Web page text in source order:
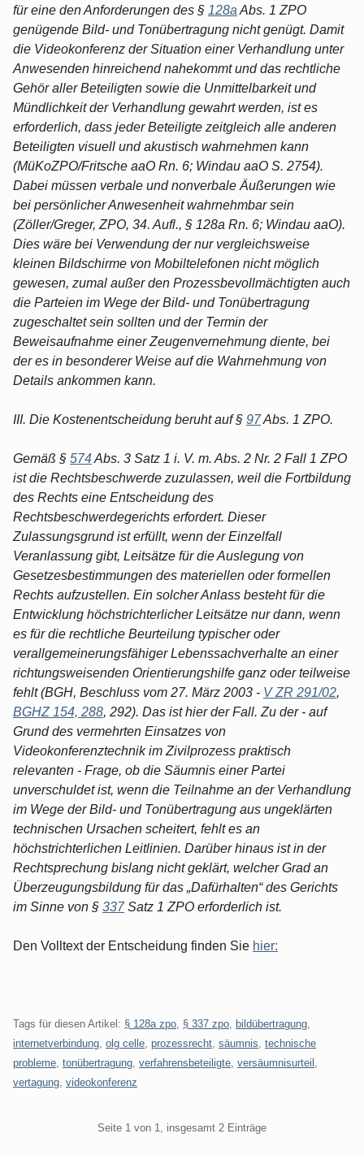
für eine den Anforderungen des § 128a Abs. 1 ZPO
genügende Bild- und Tonübertragung nicht genügt. Damit
die Videokonferenz der Situation einer Verhandlung unter
Anwesenden hinreichend nahekommt und das rechtliche
Gehör aller Beteiligten sowie die Unmittelbarkeit und
Mündlichkeit der Verhandlung gewahrt werden, ist es
erforderlich, dass jeder Beteiligte zeitgleich alle anderen
Beteiligten visuell und akustisch wahrnehmen kann
(MüKoZPO/Fritsche aaO Rn. 6; Windau aaO S. 2754).
Dabei müssen verbale und nonverbale Äußerungen wie
bei persönlicher Anwesenheit wahrnehmbar sein
(Zöller/Greger, ZPO, 34. Aufl., § 128a Rn. 6; Windau aaO).
Dies wäre bei Verwendung der nur vergleichsweise
kleinen Bildschirme von Mobiltelefonen nicht möglich
gewesen, zumal außer den Prozessbevollmächtigten auch
die Parteien im Wege der Bild- und Tonübertragung
zugeschaltet sein sollten und der Termin der
Beweisaufnahme einer Zeugenvernehmung diente, bei
der es in besonderer Weise auf die Wahrnehmung von
Details ankommen kann.
III. Die Kostenentscheidung beruht auf § 97Abs. 1 ZPO.
Gemäß § 574Abs. 3 Satz 1 i. V. m. Abs. 2 Nr. 2 Fall 1 ZPO
ist die Rechtsbeschwerde zuzulassen, weil die Fortbildung
des Rechts eine Entscheidung des
Rechtsbeschwerdegerichts erfordert. Dieser
Zulassungsgrund ist erfüllt, wenn der Einzelfall
Veranlassung gibt, Leitsätze für die Auslegung von
Gesetzesbestimmungen des materiellen oder formellen
Rechts aufzustellen. Ein solcher Anlass besteht für die
Entwicklung höchstrichterlicher Leitsätze nur dann, wenn
es für die rechtliche Beurteilung typischer oder
verallgemeinerungsfähiger Lebenssachverhalte an einer
richtungsweisenden Orientierungshilfe ganz oder teilweise
fehlt (BGH, Beschluss vom 27. März 2003 - V ZR 291/02,
BGHZ 154, 288, 292). Das ist hier der Fall. Zu der - auf
Grund des vermehrten Einsatzes von
Videokonferenztechnik im Zivilprozess praktisch
relevanten - Frage, ob die Säumnis einer Partei
unverschuldet ist, wenn die Teilnahme an der Verhandlung
im Wege der Bild- und Tonübertragung aus ungeklärten
technischen Ursachen scheitert, fehlt es an
höchstrichterlichen Leitlinien. Darüber hinaus ist in der
Rechtsprechung bislang nicht geklärt, welcher Grad an
Überzeugungsbildung für das „Dafürhalten“ des Gerichts
im Sinne von § 337Satz 1 ZPO erforderlich ist.
Den Volltext der Entscheidung finden Sie hier:
Tags für diesen Artikel: § 128a zpo § 337 zpo bildübertragung
internetverbindung olg celle prozessrecht säumnis technische
probleme tonübertragung verfahrensbeteiligte versäumnisurteil
vertagung videokonferenz
Seite 1 von 1, insgesamt 2 Einträge